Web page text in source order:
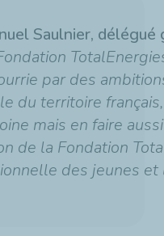
Saulnier,
par des
du territoire
mais en faire
de la Fondation
des jeunes